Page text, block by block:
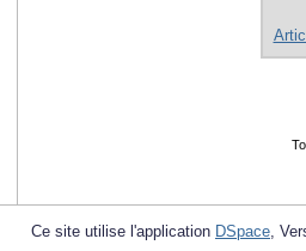
Ce site utilise l'application DSpace,